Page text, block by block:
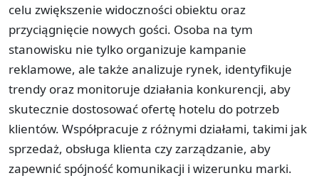
celu zwiększenie widoczności obiektu oraz
przyciągnięcie nowych gości. Osoba na tym
stanowisku nie tylko organizuje kampanie
reklamowe, ale także analizuje rynek, identyfikuje
trendy oraz monitoruje działania konkurencji, aby
skutecznie dostosować ofertę hotelu do potrzeb
klientów. Współpracuje z różnymi działami, takimi jak
sprzedaż, obsługa klienta czy zarządzanie, aby
zapewnić spójność komunikacji i wizerunku marki.